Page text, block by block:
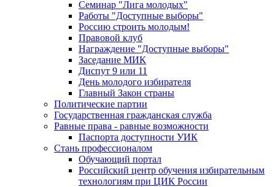
Семинар "Лига молодых"
Работы "Доступные выборы"
Россию строить молодым!
Правовой клуб
Награждение "Доступные выборы"
Заседание МИК
Диспут 9 или 11
День молодого избирателя
Главный Закон страны
Политические партии
Государственная гражданская служба
Равные права - равные возможности
Паспорта доступности УИК
Стань профессионалом
Обучающий портал
Российский центр обучения избирательным
технологиям при ЦИК России